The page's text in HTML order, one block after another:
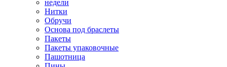
недели
Нитки
Обручи
Основа под браслеты
Пакеты
Пакеты упаковочные
Пашотница